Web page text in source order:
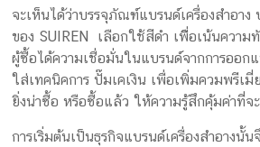
จะเห็นได้ว่าบรรจุภัณฑ์แบรนด์เครื่องสำอาง
ของ SUIREN เลือกใช้สีดำ เพืิ่อเน้นความ
ผู้ซื้อได้ความเชื่อมั่นในแบรนด์จากการออก
ใส่เทคนิคการ ปั๊มเคเงิน เพื่อเพิ่มควมพรีเ
ยิ่งน่าซื้อ หรือซื้อแล้ว ให้ความรู้สึกคุ้มค่าที่จ
การเริ่มต้นเป็นธุรกิจแบรนด์เครื่องสำอางนั้น